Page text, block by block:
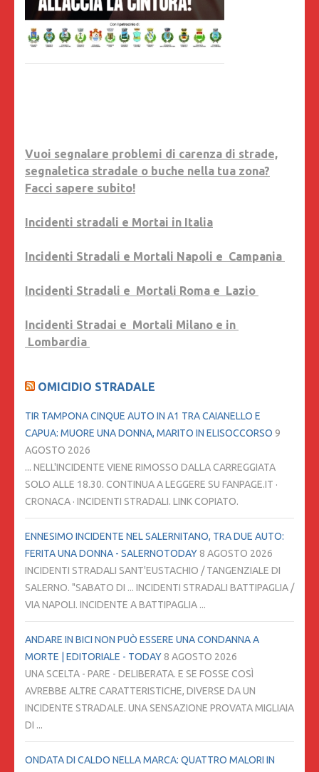
Vuoi segnalare problemi di carenza di strade,
segnaletica stradale o buche nella tua zona?
Facci sapere subito!
Incidenti stradali e Mortai in Italia
Incidenti Stradali e Mortali Napoli e Campania
Incidenti Stradali e Mortali Roma e Lazio
Incidenti Stradai e Mortali Milano e in
Lombardia
OMICIDIO STRADALE
TIR TAMPONA CINQUE AUTO IN A1 TRA CAIANELLO E
CAPUA: MUORE UNA DONNA, MARITO IN ELISOCCORSO 9
AGOSTO 2026
... NELL'INCIDENTE VIENE RIMOSSO DALLA CARREGGIATA
SOLO ALLE 18.30. CONTINUA A LEGGERE SU FANPAGE.IT ·
CRONACA · INCIDENTI STRADALI. LINK COPIATO.
ENNESIMO INCIDENTE NEL SALERNITANO, TRA DUE AUTO:
FERITA UNA DONNA - SALERNOTODAY8 AGOSTO 2026
INCIDENTI STRADALI SANT'EUSTACHIO / TANGENZIALE DI
SALERNO. "SABATO DI ... INCIDENTI STRADALI BATTIPAGLIA /
VIA NAPOLI. INCIDENTE A BATTIPAGLIA ...
ANDARE IN BICI NON PUÒ ESSERE UNA CONDANNA A
MORTE | EDITORIALE - TODAY8 AGOSTO 2026
UNA SCELTA - PARE - DELIBERATA. E SE FOSSE COSÌ
AVREBBE ALTRE CARATTERISTICHE, DIVERSE DA UN
INCIDENTE STRADALE. UNA SENSAZIONE PROVATA MIGLIAIA
DI ...
ONDATA DI CALDO NELLA MARCA: QUATTRO MALORI IN